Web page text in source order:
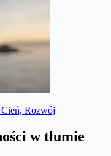
Rozwój
w tłumie